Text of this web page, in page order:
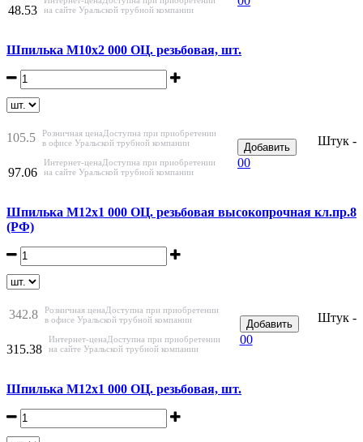
48.53
на сайте Уральской трубной компании
Шпилька М10х2 000 ОЦ. резьбовая, шт.
Штук -
105.5 Розничная ценаДоступна при приобретении
в офисе Уральской трубной компании
97.06
Интернет-ценаДоступна при приобретении
на сайте Уральской трубной компании
Добавить
00
Шпилька М12х1 000 ОЦ. резьбовая высокопрочная кл.пр.8
(РФ)
Штук -
342.8 Розничная ценаДоступна при приобретении
в офисе Уральской трубной компании
315.38
Интернет-ценаДоступна при приобретении
на сайте Уральской трубной компании
Добавить
00
Шпилька М12х1 000 ОЦ. резьбовая, шт.